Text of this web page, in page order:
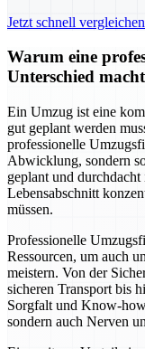
Jetzt schnell vergleichen
Warum eine
Unterschied
Ein Umzug ist eine
gut geplant werden
professionelle
Abwicklung, sondern
geplant und
Lebensabschnitt
müssen.
Professionelle
Ressourcen, um auch
meistern. Von der
sicheren Transport bis
Sorgfalt und Know-
sondern auch Nerven